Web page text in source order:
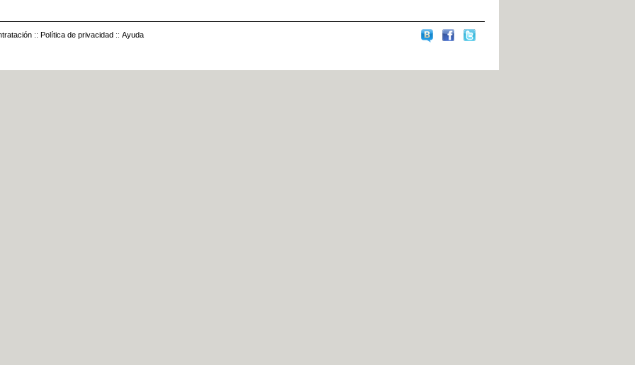
:: Política de privacidad :: Ayuda